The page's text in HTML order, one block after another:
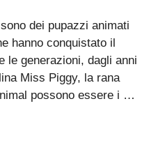
dei pupazzi animati
hanno conquistato il
le generazioni, dagli anni
Miss Piggy, la rana
possono essere i …